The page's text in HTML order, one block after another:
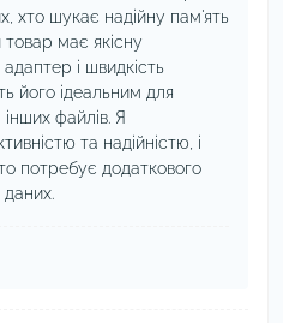
хто шукає надійну пам'ять
має якісну
і швидкість
його ідеальним для
файлів. Я
та надійністю, і
потребує додаткового
даних.